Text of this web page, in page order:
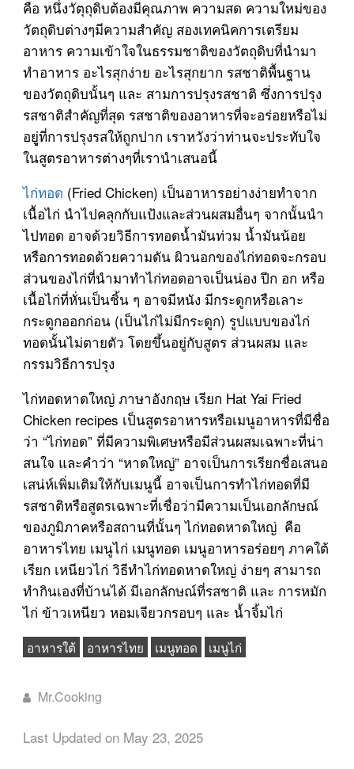
คือ หนึ่งวัตุถุดิบต้องมีคุณภาพ ความสด ความใหม่ของ
วัตถุดิบต่างๆมีความสำคัญ สองเทคนิคการเตรียม
อาหาร ความเข้าใจในธรรมชาติของวัตถุดิบที่นำมา
ทำอาหาร อะไรสุกง่าย อะไรสุกยาก รสชาติพื้นฐาน
ของวัตถุดิบนั้นๆ และ สามการปรุงรสชาติ ซึ่งการปรุง
รสชาติสำคัญที่สุด รสชาติของอาหารที่จะอร่อยหรือไม่
อยูู่ที่การปรุงรสให้ถูกปาก เราหวังว่าท่านจะประทับใจ
ในสูตรอาหารต่างๆที่เรานำเสนอนี้
ไก่ทอด (Fried Chicken) เป็นอาหารอย่างง่ายทำจาก
เนื้อไก่ นำไปคลุกกับแป้งและส่วนผสมอื่นๆ จากนั้นนำ
ไปทอด อาจด้วยวิธีการทอดน้ำมันท่วม น้ำมันน้อย
หรือการทอดด้วยความดัน ผิวนอกของไก่ทอดจะกรอบ
ส่วนของไก่ที่นำมาทำไก่ทอดอาจเป็นน่อง ปีก อก หรือ
เนื้อไก่ที่หั่นเป็นชิ้น ๆ อาจมีหนัง มีกระดูกหรือเลาะ
กระดูกออกก่อน (เป็นไก่ไม่มีกระดูก) รูปแบบของไก่
ทอดนั้นไม่ตายตัว โดยขึ้นอยู่กับสูตร ส่วนผสม และ
กรรมวิธีการปรุง
ไก่ทอดหาดใหญ่ ภาษาอังกฤษ เรียก Hat Yai Fried
Chicken recipes เป็นสูตรอาหารหรือเมนูอาหารที่มีชื่อ
ว่า “ไก่ทอด” ที่มีความพิเศษหรือมีส่วนผสมเฉพาะที่น่า
สนใจ และคำว่า “หาดใหญ่” อาจเป็นการเรียกชื่อเสนอ
เสน่ห์เพิ่มเติมให้กับเมนูนี้ อาจเป็นการทำไก่ทอดที่มี
รสชาติหรือสูตรเฉพาะที่เชื่อว่ามีความเป็นเอกลักษณ์
ของภูมิภาคหรือสถานที่นั้นๆ ไก่ทอดหาดใหญ่ คือ
อาหารไทย เมนูไก่ เมนูทอด เมนูอาหารอร่อยๆ ภาคใต้
เรียก เหนียวไก่ วิธีทำไก่ทอดหาดใหญ่ ง่ายๆ สามารถ
ทำกินเองที่บ้านได้ มีเอกลักษณ์ที่รสชาติ และ การหมัก
ไก่ ข้าวเหนียว หอมเจียวกรอบๆ และ น้ำจิ้มไก่
อาหารใต้ อาหารไทย เมนูทอด เมนูไก่
Mr.Cooking
Last Updated on May 23, 2025